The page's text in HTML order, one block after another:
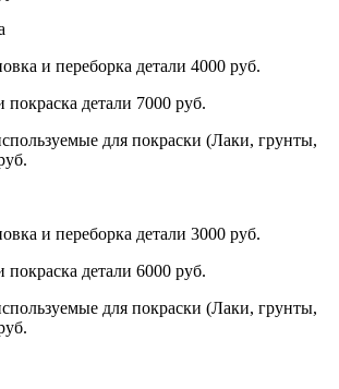
и переборка детали 4000 руб.
покраска детали 7000 руб.
для покраски (Лаки, грунты,
и переборка детали 3000 руб.
покраска детали 6000 руб.
для покраски (Лаки, грунты,